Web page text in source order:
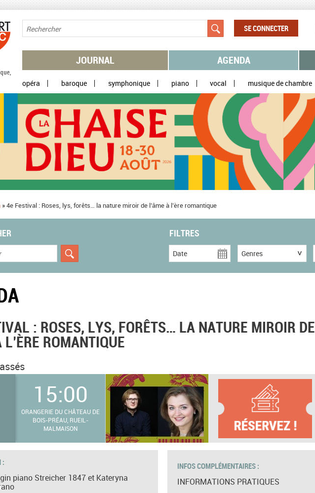
SE CONNECTER
JOURNAL AGENDA
opéra baroque symphonique piano vocal musique de chambre
»4e Festival : Roses, lys, forêts… la nature miroir de l’âme à l’ère romantique
FILTRES
Date Genres
: ROSES, LYS, FORÊTS… LA NATURE MIROIR DE
L’ÈRE ROMANTIQUE
15:00
ORANGERIE DU CHÂTEAU DE
BOIS-PRÉAU, RUEIL-
MALMAISON
:
piano Streicher 1847 et Kateryna
INFOS COMPLÉMENTAIRES :
INFORMATIONS PRATIQUES